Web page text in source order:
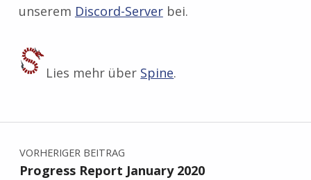
unserem Discord-Serverbei.
Lies mehr über Spine.
Beitragsnavigation
VORHERIGER BEITRAG
Progress Report January 2020